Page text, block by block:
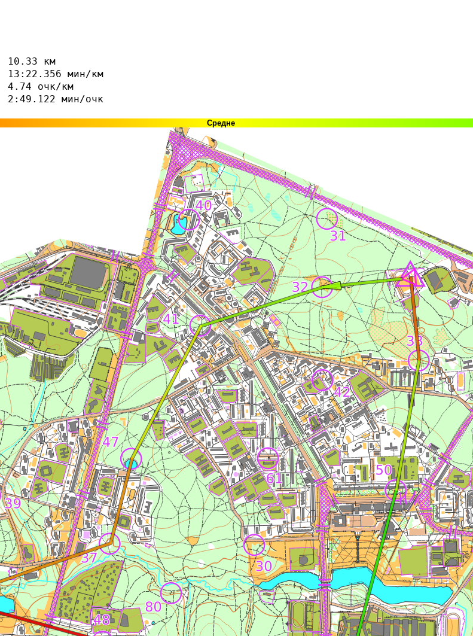
10.33 км
13:22.356 мин/км
4.74 очк/км
2:49.122 мин/очк
Средне